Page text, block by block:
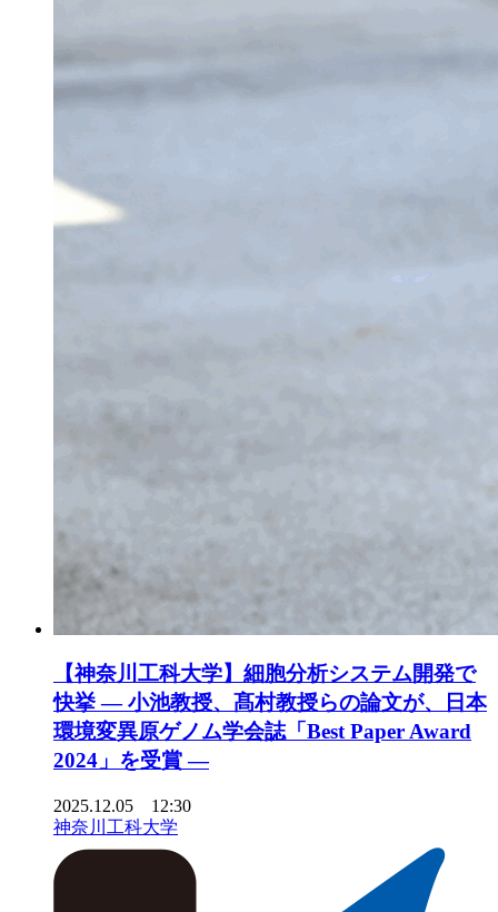
【神奈川工科大学】細胞分析システム開発で
快挙 ― 小池教授、髙村教授らの論文が、日本
環境変異原ゲノム学会誌「Best Paper Award
2024」を受賞 ―
2025.12.05 12:30
神奈川工科大学